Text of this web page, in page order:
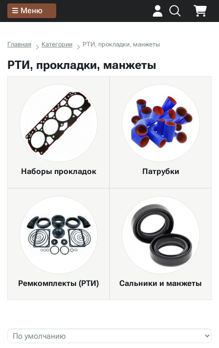
Меню
Главная Категории РТИ, прокладки, манжеты
РТИ, прокладки, манжеты
Наборы прокладок Патрубки
Ремкомплекты (РТИ) Сальники и манжеты